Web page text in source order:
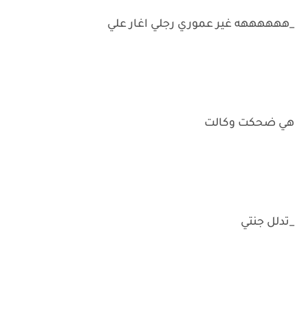
_ههههههه غير عموري رجلي اغار علي
هي ضحكت وكالت
_تدلل جنتي